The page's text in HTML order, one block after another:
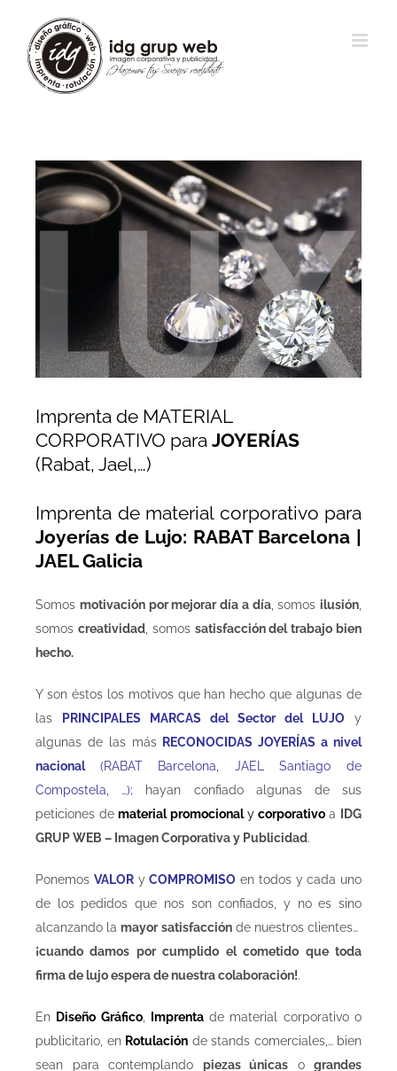
View
Larger
Image
Imprenta de MATERIAL
CORPORATIVO para JOYERÍAS
(Rabat, Jael,…)
Imprenta de material corporativo para
Joyerías de Lujo: RABAT Barcelona |
JAEL Galicia
Somos motivación por mejorar día a día, somos ilusión,
somos creatividad, somos satisfacción del trabajo bien
hecho.
Y son éstos los motivos que han hecho que algunas de
las
PRINCIPALES MARCAS del Sector del LUJO y
algunas de las más RECONOCIDAS JOYERÍAS a nivel
nacional (RABAT Barcelona, JAEL Santiago de
Compostela, …); hayan confiado algunas de sus
peticiones dematerial promocionalycorporativoa
IDG
GRUP WEB – Imagen Corporativa y Publicidad.
Ponemos VALORyCOMPROMISO en todos y cada uno
de los pedidos que nos son confiados, y no es sino
alcanzando lamayor satisfacciónde nuestros clientes…
¡cuando damos por cumplido el cometido que toda
firma de lujo espera de nuestra colaboración!.
En Diseño Gráfico, Imprentade material corporativo o
publicitario, en Rotulación de stands comerciales,… bien
sean para contemplando piezas únicas o grandes